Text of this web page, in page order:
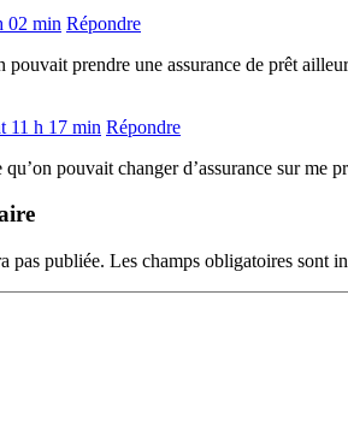
02 min Répondre
pouvait prendre une assurance de prêt
11 h 17 min Répondre
qu’on pouvait changer d’assurance sur
pas publiée. Les champs obligatoires sont